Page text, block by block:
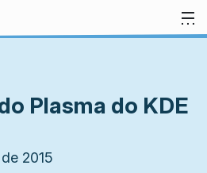
Plasma do KDE
2015